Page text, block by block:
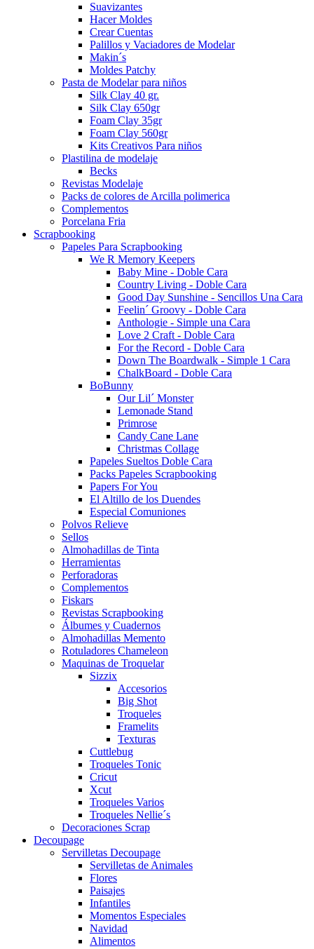
Suavizantes
Hacer Moldes
Crear Cuentas
Palillos y Vaciadores de Modelar
Makin´s
Moldes Patchy
Pasta de Modelar para niños
Silk Clay 40 gr.
Silk Clay 650gr
Foam Clay 35gr
Foam Clay 560gr
Kits Creativos Para niños
Plastilina de modelaje
Becks
Revistas Modelaje
Packs de colores de Arcilla polimerica
Complementos
Porcelana Fria
Scrapbooking
Papeles Para Scrapbooking
We R Memory Keepers
Baby Mine - Doble Cara
Country Living - Doble Cara
Good Day Sunshine - Sencillos Una Cara
Feelin´ Groovy - Doble Cara
Anthologie - Simple una Cara
Love 2 Craft - Doble Cara
For the Record - Doble Cara
Down The Boardwalk - Simple 1 Cara
ChalkBoard - Doble Cara
BoBunny
Our Lil´ Monster
Lemonade Stand
Primrose
Candy Cane Lane
Christmas Collage
Papeles Sueltos Doble Cara
Packs Papeles Scrapbooking
Papers For You
El Altillo de los Duendes
Especial Comuniones
Polvos Relieve
Sellos
Almohadillas de Tinta
Herramientas
Perforadoras
Complementos
Fiskars
Revistas Scrapbooking
Álbumes y Cuadernos
Almohadillas Memento
Rotuladores Chameleon
Maquinas de Troquelar
Sizzix
Accesorios
Big Shot
Troqueles
Framelits
Texturas
Cuttlebug
Troqueles Tonic
Cricut
Xcut
Troqueles Varios
Troqueles Nellie´s
Decoraciones Scrap
Decoupage
Servilletas Decoupage
Servilletas de Animales
Flores
Paisajes
Infantiles
Momentos Especiales
Navidad
Alimentos